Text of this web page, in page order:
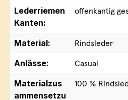
Lederriemen
Kanten:
offenkantig
Material:
Rindsleder
Anlässe:
Casual
Materialzus
ammensetzu
100 %